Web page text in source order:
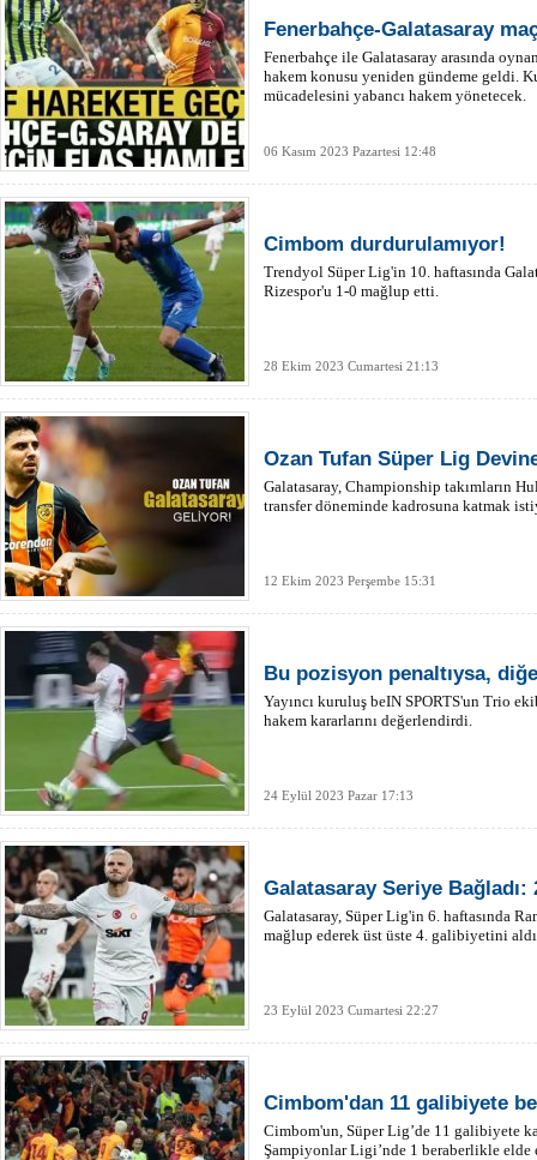
Fenerbahçe-Galatasaray
Fenerbahçe ile Galatasaray arasında
hakem konusu yeniden gündeme geldi.
mücadelesini yabancı hakem yönetecek.
06 Kasım 2023 Pazartesi 12:48
Cimbom durdurulamıyor!
Trendyol Süper Lig'in 10. haftasında
Rizespor'u 1-0 mağlup etti.
28 Ekim 2023 Cumartesi 21:13
Ozan Tufan Süper Lig
Galatasaray, Championship takımların
transfer döneminde kadrosuna katmak
12 Ekim 2023 Perşembe 15:31
Bu pozisyon penaltıysa,
Yayıncı kuruluş beIN SPORTS'un Trio
hakem kararlarını değerlendirdi.
24 Eylül 2023 Pazar 17:13
Galatasaray Seriye Bağladı:
Galatasaray, Süper Lig'in 6. haftasında
mağlup ederek üst üste 4. galibiyetini
23 Eylül 2023 Cumartesi 22:27
Cimbom'dan 11 galibiyete
Cimbom'un, Süper Lig’de 11 galibiyete
Şampiyonlar Ligi’nde 1 beraberlikle elde